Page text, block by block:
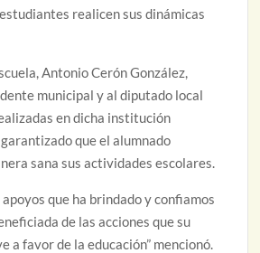
realicen sus dinámicas
Antonio Cerón González,
municipal y al diputado local
en dicha institución
que el alumnado
sana sus actividades escolares.
que ha brindado y confiamos
de las acciones que su
a favor de la educación” mencionó.